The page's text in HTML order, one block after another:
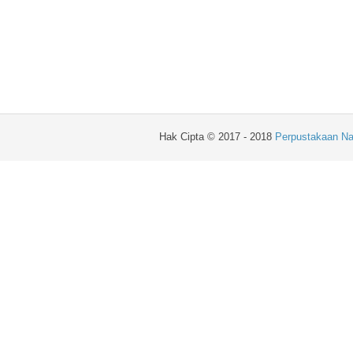
Hak Cipta © 2017 - 2018 Perpustakaan